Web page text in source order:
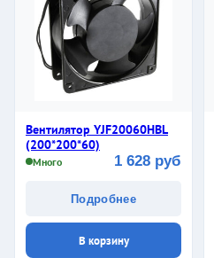
Вентилятор YJF20060HBL
(200*200*60)
Много 1 628 руб
Подробнее
В корзину